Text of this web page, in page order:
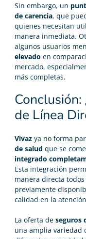
Sin embargo, un
de carencia, que
quienes necesitan
manera inmediata.
algunos usuarios
elevado en
mercado,
más completas.
de Línea
Vivaz ya no forma
de salud que se
integrado
Esta integración
manera directa todos
previamente
calidad en la
La oferta de seguros
una amplia variedad